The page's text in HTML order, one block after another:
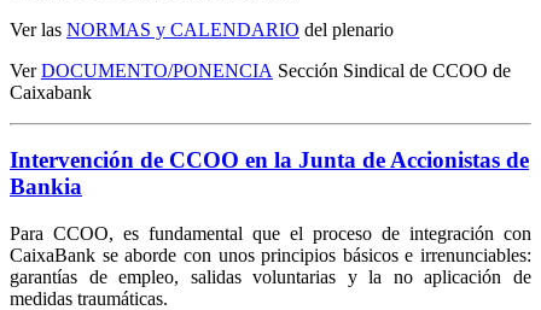
Ver las NORMAS y CALENDARIO del plenario
VerDOCUMENTO/PONENCIA Sección Sindical de CCOO de
Caixabank
Intervención de CCOO en la Junta de Accionistas de
Bankia
Para CCOO, es fundamental que el proceso de integración con
CaixaBank se aborde con unos principios básicos e irrenunciables:
garantías de empleo, salidas voluntarias y la no aplicación de
medidas traumáticas.